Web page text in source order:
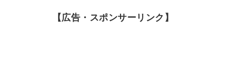
【広告・スポンサーリンク】